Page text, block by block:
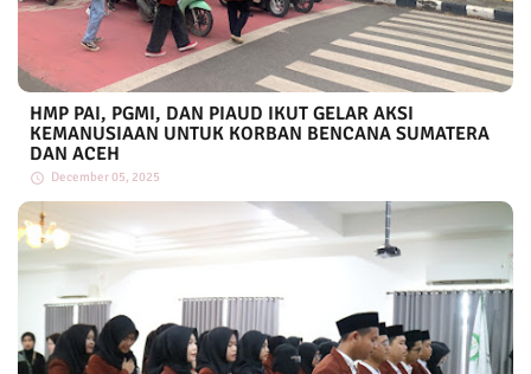
HMP PAI, PGMI, DAN PIAUD IKUT GELAR AKSI
KEMANUSIAAN UNTUK KORBAN BENCANA SUMATERA
DAN ACEH
December 05, 2025